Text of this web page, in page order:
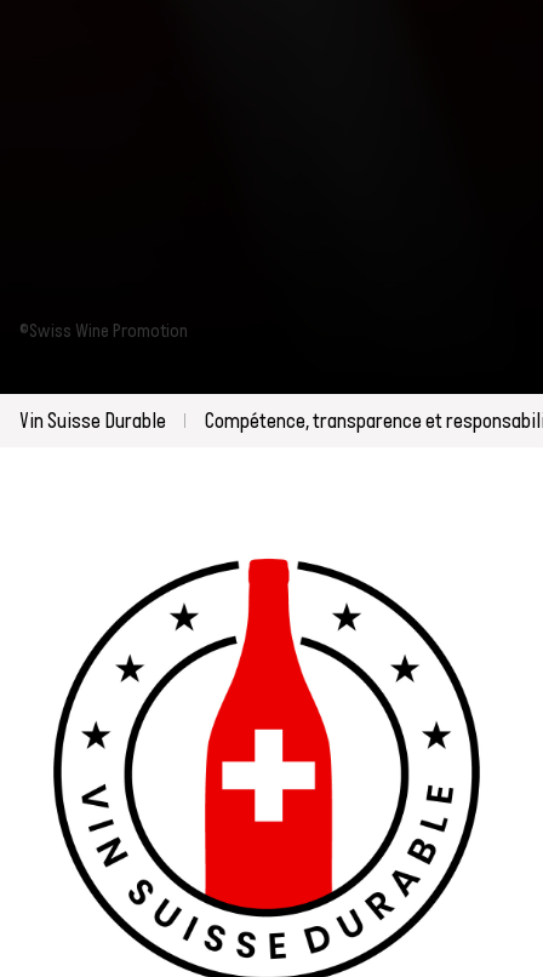
©Swiss Wine Promotion
Vin Suisse Durable Compétence, transparence et